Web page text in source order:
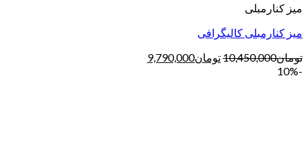
میز کنارمبلی
میز کنارمبلی کالیگرافی
تومان10,450,000تومان9,790,000
-10%